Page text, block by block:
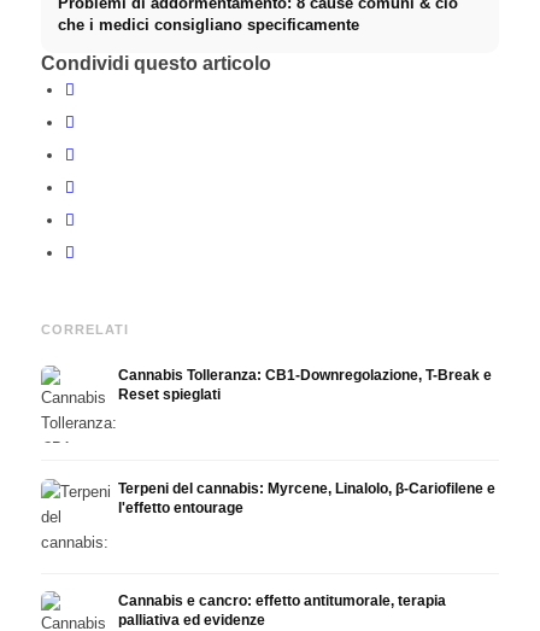
che i medici consigliano specificamente
Condividi questo articolo
CORRELATI
Cannabis Tolleranza: CB1-Downregolazione, T-Break e
Reset spieglati
Terpeni del cannabis: Myrcene, Linalolo, β-Cariofilene e
l'effetto entourage
Cannabis e cancro: effetto antitumorale, terapia
palliativa ed evidenze